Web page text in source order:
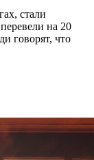
стали
на 20
говорят, что